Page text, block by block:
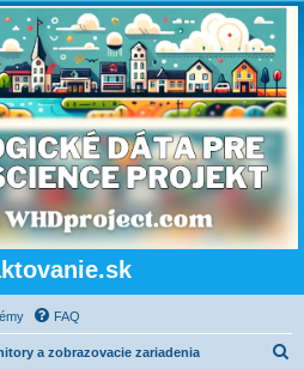
FAQ
a zobrazovacie zariadenia